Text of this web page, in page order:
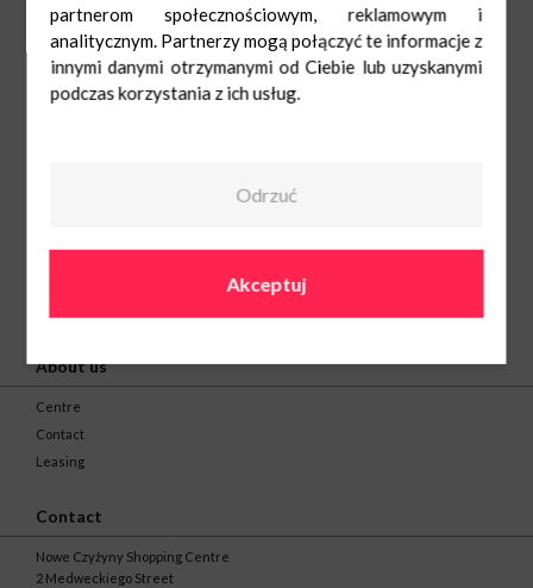
About us
Centre
Contact
Leasing
Contact
Nowe Czyżyny Shopping Centre
2 Medweckiego Street
partnerom społecznościowym, reklamowym i
analitycznym. Partnerzy mogą połączyć te informacje z
innymi danymi otrzymanymi od Ciebie lub uzyskanymi
podczas korzystania z ich usług.
Odrzuć
Akceptuj